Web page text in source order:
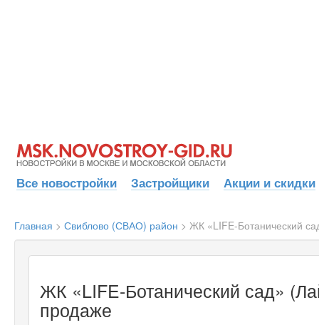
Все новостройки Застройщики Акции и скидки
Главная > Свиблово (СВАО) район > ЖК «LIFE-Ботанический
ЖК «LIFE-Ботанический сад»
продаже